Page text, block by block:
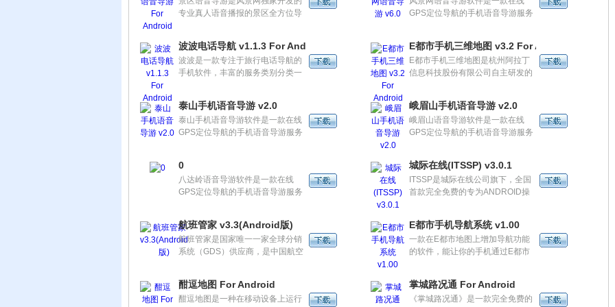
行预约更便捷！
专业真人语音播报的景区全方位导
点打折门票、地道美食、特色民俗
等资讯和图片，当您在景区旅游
时，风景网将伴随您的旅游路线为
享受旅途的同时，又可以了解景区
深层次的内涵和背后的人文典故，
带给您不一样的旅游体验！
GPS定位导航的手机语音导游服务
人声音导游的特色服务，以及旅游
攻略、旅游资讯、景区特产美食的
查询和介绍服务。
波波电话导航 v1.1.3 For Android
波波是一款专注于旅行电话导航的
手机软件，丰富的服务类别分类一
您提供更方便、更快捷的旅途服
务。
E都市手机三维地图 v3.2 For Android
E都市手机三维地图是杭州阿拉丁
信息科技股份有限公司自主研发的
我国大中城市的地理风貌，并具有
准确迅速的地图搜索、公交查询、
周边搜索、GPS定位和短信传址等
泰山手机语音导游 v2.0
泰山手机语音导游软件是一款在线
GPS定位导航的手机语音导游服务
片，可以进入首页搜索其他景区信
息，支持gps定位当前位置，可以
下载语音导游。并提供了旅游攻
峨眉山手机语音导游 v2.0
峨眉山语音导游软件是一款在线
GPS定位导航的手机语音导游服务
以打开软件实时在线收听峨眉山的
景点语音，欣赏峨眉山的风景图和
收藏语音等，此外还可以查询当地
讯、景区特产美食的查询和介绍等
服务。
0
八达岭语音导游软件是一款在线
GPS定位导航的手机语音导游服务
以打开软件实时在线收听八达岭的
景点语音，欣赏八达岭长城的风景
图和收藏语音等，此外还可以查询
资讯、景区特产美食的查询和介绍
等服务。
城际在线(ITSSP) v3.0.1
ITSSP是城际在线公司旗下，全国
首款完全免费的专为ANDROID操
生活信息服务、交通信息服务、动
态导航服务、车辆安全救援服务、
一键导航服务于一体的LBS（位置
务）综合服务软件。
航班管家 v3.3(Android版)
航班管家是国家唯一一家全球分销
系统（GDS）供应商，是中国航空
及服务，以满足航空公司、机场、
非航空旅游产品和服务供应商、分
E都市手机导航系统 v1.00
一款在E都市地图上增加导航功能
的软件，能让你的手机通过E都市
酣逗地图 For Android
酣逗地图是一种在移动设备上运行
掌城路况通 For Android
《掌城路况通》是一款完全免费的